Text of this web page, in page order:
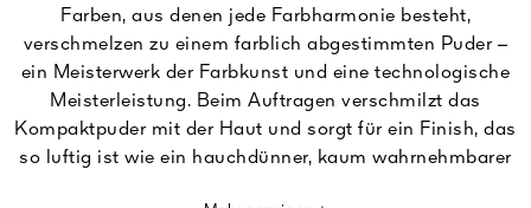
Farben, aus denen jede Farbharmonie besteht,
verschmelzen zu einem farblich abgestimmten Puder –
ein Meisterwerk der Farbkunst und eine technologische
Meisterleistung. Beim Auftragen verschmilzt das
Kompaktpuder mit der Haut und sorgt für ein Finish, das
so luftig ist wie ein hauchdünner, kaum wahrnehmbarer